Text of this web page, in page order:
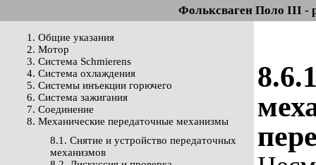
Фольксваген Поло III -
1. Общие указания
2. Мотор
3. Система Schmierens
4. Система охлаждения
5. Системы инъекции горючего
6. Система зажигания
7. Соединение
8. Механические передаточные механизмы
8.1. Снятие и устройство передаточных
механизмов